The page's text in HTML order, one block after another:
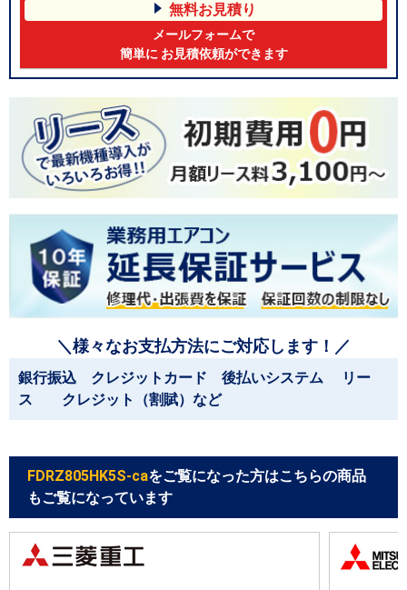
無料お見積り
メールフォームで
簡単に お見積依頼ができます
＼様々なお支払方法にご対応します！／
銀行振込 クレジットカード 後払いシステム リー
ス クレジット（割賦）など
FDRZ805HK5S-caをご覧になった方はこちらの商品
もご覧になっています